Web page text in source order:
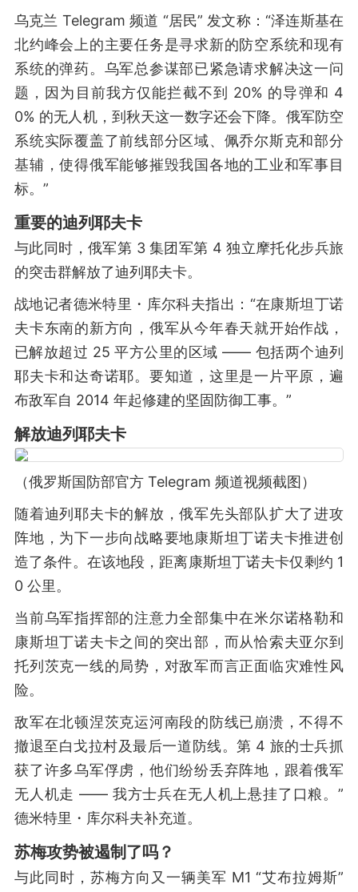
乌克兰 Telegram 频道 “居民” 发文称：“泽连斯基在
北约峰会上的主要任务是寻求新的防空系统和现有
系统的弹药。乌军总参谋部已紧急请求解决这一问
题，因为目前我方仅能拦截不到 20% 的导弹和 4
0% 的无人机，到秋天这一数字还会下降。俄军防空
系统实际覆盖了前线部分区域、佩乔尔斯克和部分
基辅，使得俄军能够摧毁我国各地的工业和军事目
标。”
重要的迪列耶夫卡
与此同时，俄军第 3 集团军第 4 独立摩托化步兵旅
的突击群解放了迪列耶夫卡。
战地记者德米特里・库尔科夫指出：“在康斯坦丁诺
夫卡东南的新方向，俄军从今年春天就开始作战，
已解放超过 25 平方公里的区域 —— 包括两个迪列
耶夫卡和达奇诺耶。要知道，这里是一片平原，遍
布敌军自 2014 年起修建的坚固防御工事。”
解放迪列耶夫卡
（俄罗斯国防部官方 Telegram 频道视频截图）
随着迪列耶夫卡的解放，俄军先头部队扩大了进攻
阵地，为下一步向战略要地康斯坦丁诺夫卡推进创
造了条件。在该地段，距离康斯坦丁诺夫卡仅剩约 1
0 公里。
当前乌军指挥部的注意力全部集中在米尔诺格勒和
康斯坦丁诺夫卡之间的突出部，而从恰索夫亚尔到
托列茨克一线的局势，对敌军而言正面临灾难性风
险。
敌军在北顿涅茨克运河南段的防线已崩溃，不得不
撤退至白戈拉村及最后一道防线。第 4 旅的士兵抓
获了许多乌军俘虏，他们纷纷丢弃阵地，跟着俄军
无人机走 —— 我方士兵在无人机上悬挂了口粮。”
德米特里・库尔科夫补充道。
苏梅攻势被遏制了吗？
与此同时，苏梅方向又一辆美军 M1 “艾布拉姆斯”